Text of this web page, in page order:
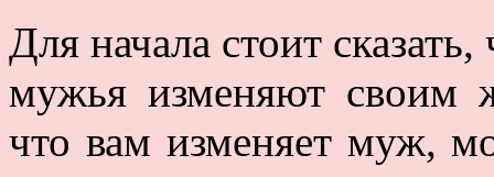
Для начала стоит
мужья изменяют своим
что вам изменяет муж,